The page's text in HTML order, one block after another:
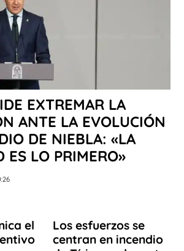
EXTREMAR LA
ANTE LA EVOLUCIÓN
DE NIEBLA: «LA
ES LO PRIMERO»
el
Los esfuerzos se
centran en incendio